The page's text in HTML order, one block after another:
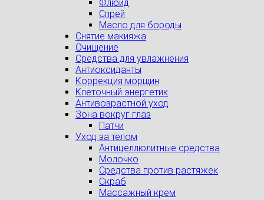
Флюид
Спрей
Масло для бороды
Снятие макияжа
Очищение
Средства для увлажнения
Антиоксиданты
Коррекция морщин
Клеточный энергетик
Антивозрастной уход
Зона вокруг глаз
Патчи
Уход за телом
Антицеллюлитные средства
Молочко
Средства против растяжек
Скраб
Массажный крем